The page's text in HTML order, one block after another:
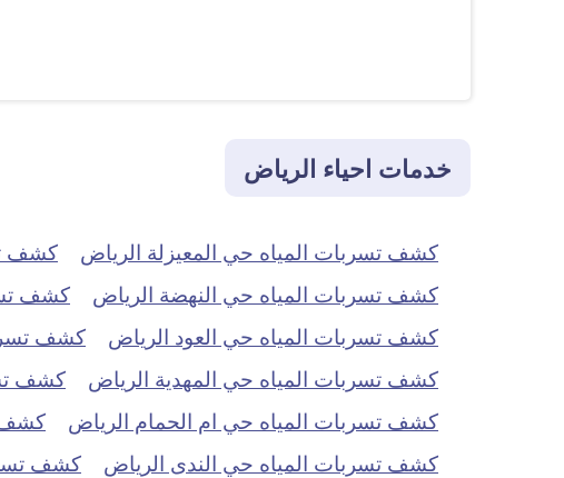
خدمات احياء الرياض
كشف تسربات المياه حي المعيزلة الرياض كشف
كشف تسربات المياه حي النهضة الرياض
كشف
كشف تسربات المياه حي العود الرياض
كشف
كشف تسربات المياه حي المهدية الرياض
كشف
كشف تسربات المياه حي ام الحمام الرياض
كشف
كشف تسربات المياه حي الندى الرياض
كشف